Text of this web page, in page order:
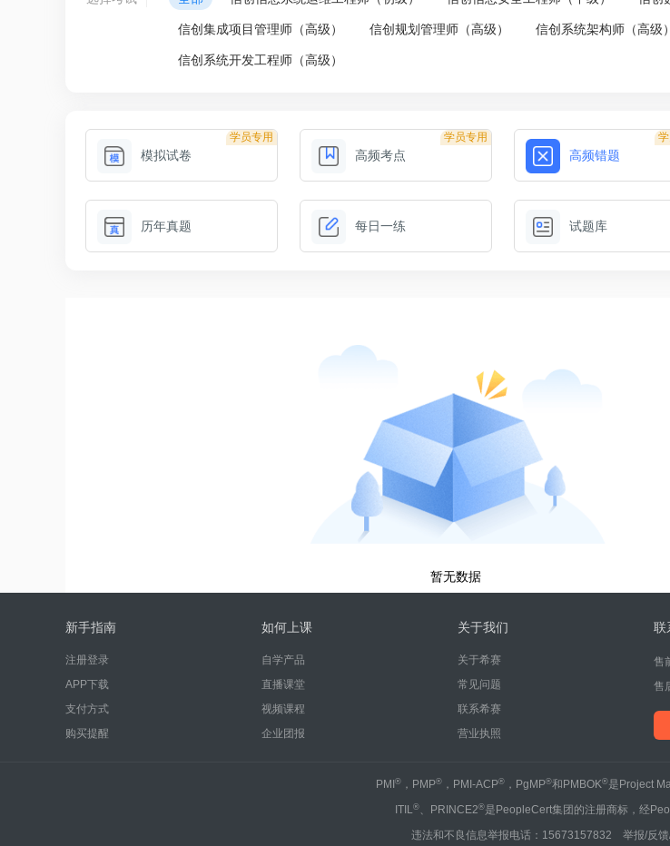
信创集成项目管理师（高级） 信创规划管理师（高级） 信创系统架构师（高级）
信创系统开发工程师（高级）
学员专用
模拟试卷
学员专用
高频考点 高频错题
历年真题 每日一练 试题库
暂无数据
新手指南
注册登录
APP下载
支付方式
购买提醒
如何上课
自学产品
直播课堂
视频课程
企业团报
关于我们
关于希赛
常见问题
联系希赛
营业执照
联
售
售
PMI ®，PMP®，PMI-ACP®，PgMP®和PMBOK®是Project
ITIL®、PRINCE2®是PeopleCert集团的注册商标，经
违法和不良信息举报电话：15673157832 举报/反